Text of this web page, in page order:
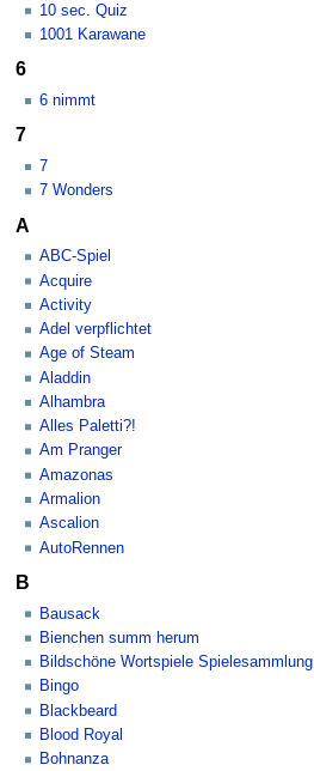
10 sec. Quiz
1001 Karawane
6
6 nimmt
7
7
7 Wonders
A
ABC-Spiel
Acquire
Activity
Adel verpflichtet
Age of Steam
Aladdin
Alhambra
Alles Paletti?!
Am Pranger
Amazonas
Armalion
Ascalion
AutoRennen
B
Bausack
Bienchen summ herum
Bildschöne Wortspiele Spielesammlung
Bingo
Blackbeard
Blood Royal
Bohnanza